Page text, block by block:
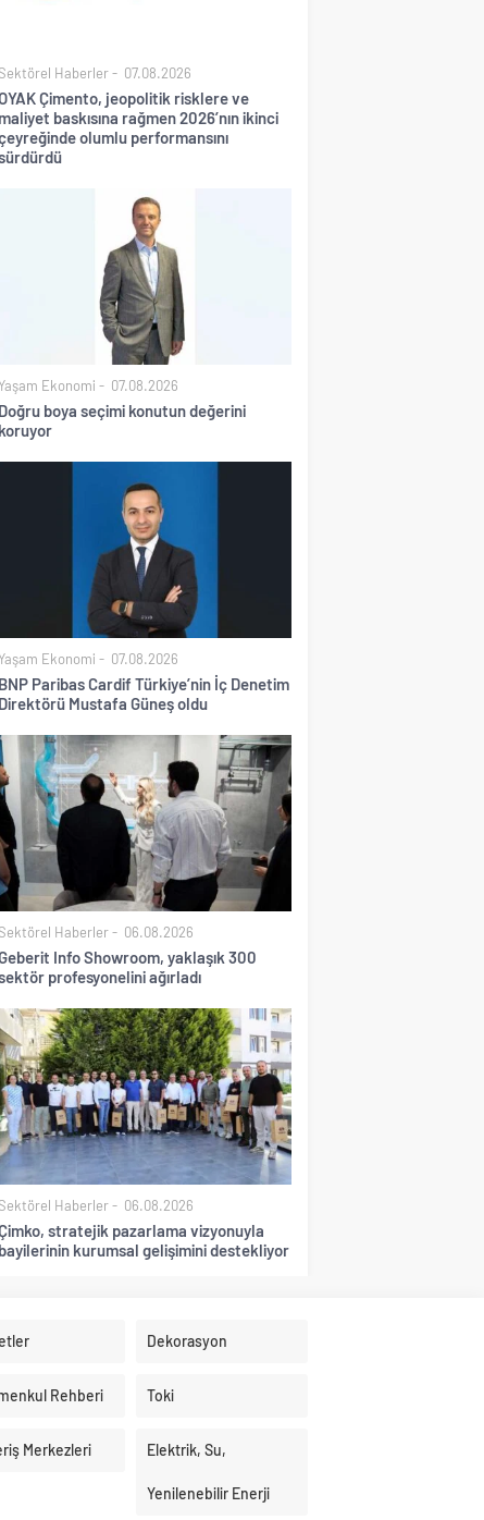
Haberler 07.08.2026
Çimento, jeopolitik risklere ve
maliyet baskısına rağmen 2026’nın ikinci
olumlu performansını
Ekonomi 07.08.2026
Doğru boya seçimi konutun değerini
koruyor
Ekonomi 07.08.2026
BNP Paribas Cardif Türkiye’nin İç Denetim
Direktörü Mustafa Güneş oldu
Haberler 06.08.2026
Info Showroom, yaklaşık 300
profesyonelini ağırladı
Haberler 06.08.2026
stratejik pazarlama vizyonuyla
bayilerinin kurumsal gelişimini destekliyor
Dekorasyon
Rehberi Toki
Merkezleri Elektrik, Su,
Yenilenebilir Enerji